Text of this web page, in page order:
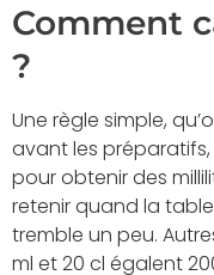
Comment
?
Une règle simple,
avant les préparatifs,
pour obtenir des
retenir quand la
tremble un peu.
ml et 20 cl égalent